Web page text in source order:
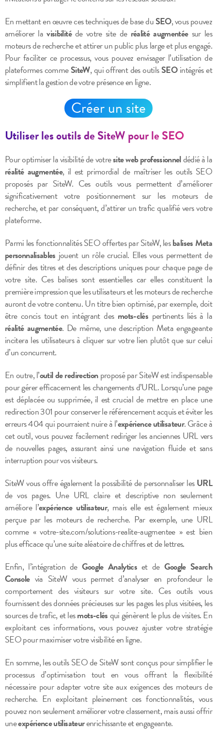
En mettant en œuvre ces techniques de base duSEO, vous pouvez
améliorer lavisibilitéde votre site de réalité augmentéesur les
moteurs de recherche et attirer un public plus large et plus engagé.
Pour faciliter ce processus, vous pouvez envisager l’utilisation de
plateformes commeSiteW, qui offrent des outilsSEOintégrés et
simplifient la gestion de votre présence en ligne.
Créer un site
Utiliser les outils de SiteW pour le SEO
Pour optimiser la visibilité de votresite web professionneldédié à la
réalité augmentée, il est primordial de maîtriser les outils SEO
proposés par SiteW. Ces outils vous permettent d’améliorer
significativement votre positionnement sur les moteurs de
recherche, et par conséquent, d’attirer un trafic qualifié vers votre
plateforme.
Parmi les fonctionnalités SEO offertes par SiteW, lesbalises Meta
personnalisables jouent un rôle crucial. Elles vous permettent de
définir des titres et des descriptions uniques pour chaque page de
votre site. Ces balises sont essentielles car elles constituent la
première impression que les utilisateurs et les moteurs de recherche
auront de votre contenu. Un titre bien optimisé, par exemple, doit
être concis tout en intégrant des mots-clés pertinents liés à la
réalité augmentée. De même, une description Meta engageante
incitera les utilisateurs à cliquer sur votre lien plutôt que sur celui
d’un concurrent.
En outre, l’outil de redirectionproposé par SiteW est indispensable
pour gérer efficacement les changements d’URL. Lorsqu’une page
est déplacée ou supprimée, il est crucial de mettre en place une
redirection 301 pour conserver le référencement acquis et éviter les
erreurs 404 qui pourraient nuire à l’expérience utilisateur. Grâce à
cet outil, vous pouvez facilement rediriger les anciennes URL vers
de nouvelles pages, assurant ainsi une navigation fluide et sans
interruption pour vos visiteurs.
SiteW vous offre également la possibilité de personnaliser lesURL
de vos pages. Une URL claire et descriptive non seulement
améliore l’expérience utilisateur, mais elle est également mieux
perçue par les moteurs de recherche. Par exemple, une URL
comme « votre-site.com/solutions-realite-augmentee » est bien
plus efficace qu’une suite aléatoire de chiffres et de lettres.
Enfin, l’intégration de Google Analytics et de Google Search
Consolevia SiteW vous permet d’analyser en profondeur le
comportement des visiteurs sur votre site. Ces outils vous
fournissent des données précieuses sur les pages les plus visitées, les
sources de trafic, et lesmots-clésqui génèrent le plus de visites. En
exploitant ces informations, vous pouvez ajuster votre stratégie
SEO pour maximiser votre visibilité en ligne.
En somme, les outils SEO de SiteW sont conçus pour simplifier le
processus d’optimisation tout en vous offrant la flexibilité
nécessaire pour adapter votre site aux exigences des moteurs de
recherche. En exploitant pleinement ces fonctionnalités, vous
pouvez non seulement améliorer votre classement, mais aussi offrir
uneexpérience utilisateurenrichissante et engageante.